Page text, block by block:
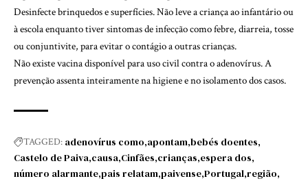
Desinfecte brinquedos e superfícies. Não leve a criança ao infantário ou
à escola enquanto tiver sintomas de infecção como febre, diarreia, tosse
ou conjuntivite, para evitar o contágio a outras crianças.
Não existe vacina disponível para uso civil contra o adenovírus. A
prevenção assenta inteiramente na higiene e no isolamento dos casos.
TAGGED: adenovírus como apontam bebés doentes
Castelo de Paiva causa Cinfães crianças espera dos
número alarmante pais relatam paivense Portugal região